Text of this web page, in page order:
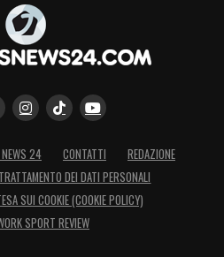
NEWS 24 CONTATTI
REDAZIONE
DEI DATI PERSONALI
SUI COOKIE (COOKIE POLICY)
SPORT REVIEW